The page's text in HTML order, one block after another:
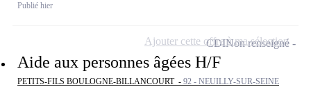
Publié hier
Aide aux personnes âgées H/F
PETITS-FILS BOULOGNE-BILLANCOURT - 92 - NEUILLY-SUR-SEINE
CDINon renseigné
Ajouter cette offre à ma sélection